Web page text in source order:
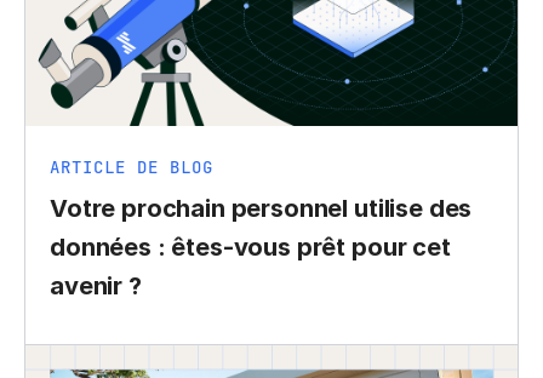
ARTICLE DE BLOG
Votre prochain personnel utilise des
données : êtes-vous prêt pour cet
avenir ?